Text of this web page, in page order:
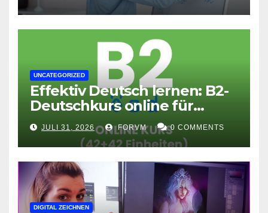
UNCATEGORIZED
Effektiv Deutsch lernen: B2-
Deutschkurs online für
Fortgeschrittene
JULI 31, 2026 FORVM 0 COMMENTS
DIGITAL ZEICHNEN